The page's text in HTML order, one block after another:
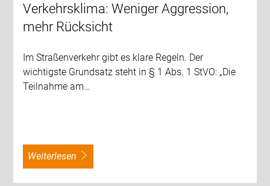
Verkehrsklima: Weniger Aggression,
mehr Rücksicht
Im Straßenverkehr gibt es klare Regeln. Der
wichtigste Grundsatz steht in § 1 Abs. 1 StVO: „Die
Teilnahme am…
weiterlesen